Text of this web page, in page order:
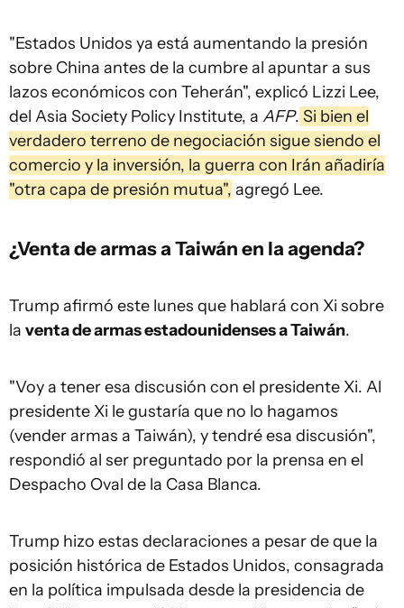
"Estados Unidos ya está aumentando la presión
sobre China antes de la cumbre al apuntar a sus
lazos económicos con Teherán", explicó Lizzi Lee,
del Asia Society Policy Institute, a AFP. Si bien el
verdadero terreno de negociación sigue siendo el
comercio y la inversión, la guerra con Irán añadiría
"otra capa de presión mutua", agregó Lee.
¿Venta de armas a Taiwán en la agenda?
Trump afirmó este lunes que hablará con Xi sobre
la venta de armas estadounidenses a Taiwán.
"Voy a tener esa discusión con el presidente Xi. Al
presidente Xi le gustaría que no lo hagamos
(vender armas a Taiwán), y tendré esa discusión",
respondió al ser preguntado por la prensa en el
Despacho Oval de la Casa Blanca.
Trump hizo estas declaraciones a pesar de que la
posición histórica de Estados Unidos, consagrada
en la política impulsada desde la presidencia de